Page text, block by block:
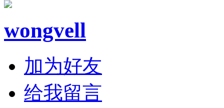
wongvell
加为好友
给我留言